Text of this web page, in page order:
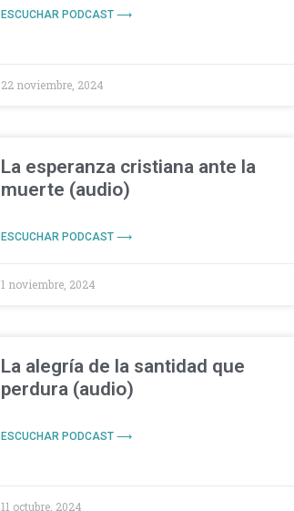
ESCUCHAR PODCAST ⟶
22 noviembre, 2024
La esperanza cristiana ante la
muerte (audio)
ESCUCHAR PODCAST ⟶
1 noviembre, 2024
La alegría de la santidad que
perdura (audio)
ESCUCHAR PODCAST ⟶
11 octubre, 2024